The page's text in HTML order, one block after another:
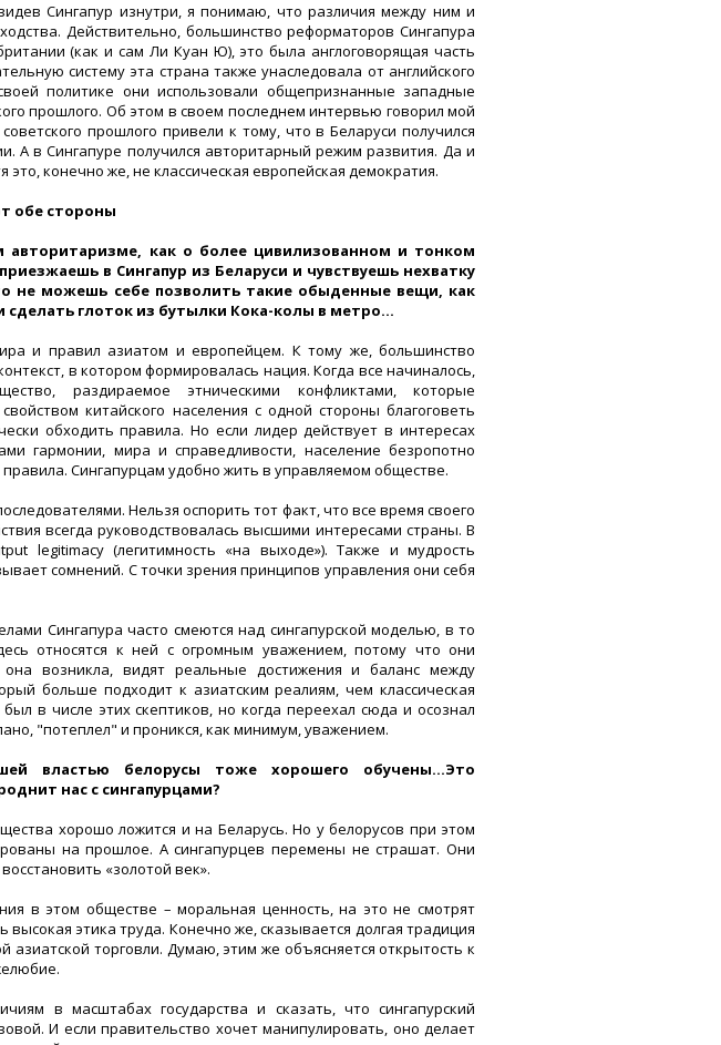
Сингапур изнутри, я понимаю, что различия между ним и
Действительно, большинство реформаторов Сингапура
(как и сам Ли Куан Ю), это была англоговорящая часть
систему эта страна также унаследовала от английского
политике они использовали общепризнанные западные
прошлого. Об этом в своем последнем интервью говорил мой
прошлого привели к тому, что в Беларуси получился
А в Сингапуре получился авторитарный режим развития. Да и
конечно же, не классическая европейская демократия.
обе стороны
авторитаризме, как о более цивилизованном и тонком
в Сингапур из Беларуси и чувствуешь нехватку
не можешь себе позволить такие обыденные вещи, как
глоток из бутылки Кока-колы в метро…
и правил азиатом и европейцем. К тому же, большинство
в котором формировалась нация. Когда все начиналось,
раздираемое этническими конфликтами, которые
китайского населения с одной стороны благоговеть
обходить правила. Но если лидер действует в интересах
гармонии, мира и справедливости, население безропотно
Сингапурцам удобно жить в управляемом обществе.
Нельзя оспорить тот факт, что все время своего
всегда руководствовалась высшими интересами страны. В
legitimacy (легитимность «на выходе»). Также и мудрость
сомнений. С точки зрения принципов управления они себя
Сингапура часто смеются над сингапурской моделью, в то
относятся к ней с огромным уважением, потому что они
возникла, видят реальные достижения и баланс между
больше подходит к азиатским реалиям, чем классическая
в числе этих скептиков, но когда переехал сюда и осознал
"потеплел" и проникся, как минимум, уважением.
властью белорусы тоже хорошего обучены…Это
нас с сингапурцами?
хорошо ложится и на Беларусь. Но у белорусов при этом
на прошлое. А сингапурцев перемены не страшат. Они
«золотой век».
в этом обществе – моральная ценность, на это не смотрят
высокая этика труда. Конечно же, сказывается долгая традиция
азиатской торговли. Думаю, этим же объясняется открытость к
в масштабах государства и сказать, что сингапурский
И если правительство хочет манипулировать, оно делает